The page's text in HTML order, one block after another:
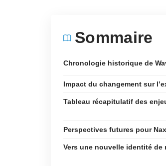
Sommaire
Chronologie historique de
Impact du changement sur
Tableau récapitulatif des
Perspectives futures pour
Vers une nouvelle identité de